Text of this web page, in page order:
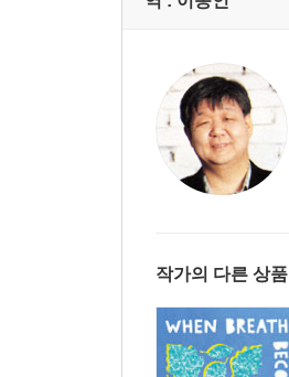
작가의 다른 상품